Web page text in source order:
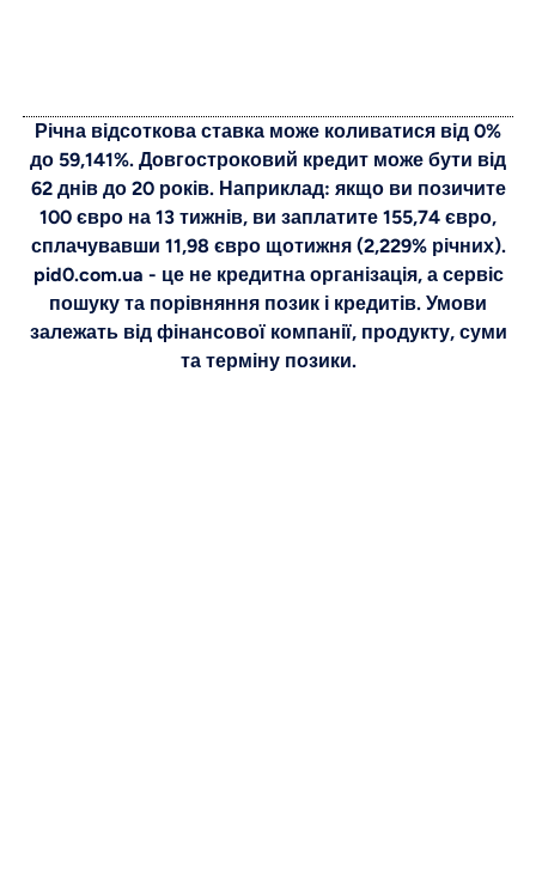
Річна відсоткова ставка може коливатися від 0%
до 59,141%. Довгостроковий кредит може бути від
62 днів до 20 років. Наприклад: якщо ви позичите
100 євро на 13 тижнів, ви заплатите 155,74 євро,
сплачувавши 11,98 євро щотижня (2,229% річних).
pid0.com.ua - це не кредитна організація, а сервіс
пошуку та порівняння позик і кредитів. Умови
залежать від фінансової компанії, продукту, суми
та терміну позики.